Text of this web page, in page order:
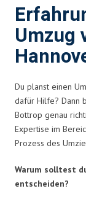
Umzug
Du planst einen
dafür Hilfe? Dann
Bottrop genau
Expertise im
Prozess des
Warum solltest
entscheiden?